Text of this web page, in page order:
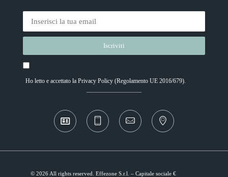
Ho letto e accettato la Privacy Policy(Regolamento UE 2016/679).
Alternative:
© 2026 All rights reserved. Effezone S.r.l. – Capitale sociale €